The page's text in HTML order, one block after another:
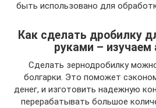
быть использовано для
Как сделать дробилку
руками – изучаем
Сделать зернодробилку
болгарки. Это поможет
денег, и изготовить надежную
перерабатывать большое